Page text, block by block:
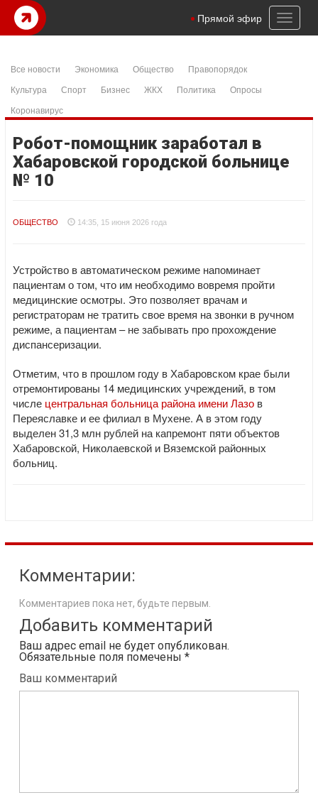
Toggle
Прямой эфир
Все новости Экономика Общество
Правопорядок
Культура
Спорт Бизнес ЖКХ Политика
Опросы
Коронавирус
Робот-помощник заработал в
Хабаровской городской больнице
№ 10
ОБЩЕСТВО 14:35, 15 июня 2026 года
Устройство в автоматическом режиме напоминает
пациентам о том, что им необходимо вовремя пройти
медицинские осмотры. Это позволяет врачам и
регистраторам не тратить свое время на звонки в ручном
режиме, а пациентам – не забывать про прохождение
диспансеризации.
Отметим, что в прошлом году в Хабаровском крае были
отремонтированы 14 медицинских учреждений, в том
числе центральная больница района имени Лазо в
Переяславке и ее филиал в Мухене. А в этом году
выделен 31,3 млн рублей на капремонт пяти объектов
Хабаровской, Николаевской и Вяземской районных
больниц.
Комментарии:
Комментариев пока нет, будьте первым.
Добавить комментарий
Ваш адрес email не будет опубликован.
Обязательные поля помечены *
Ваш комментарий